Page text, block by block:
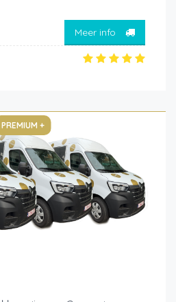
Meer info
PREMIUM +